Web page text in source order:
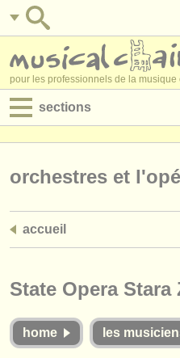
pour les professionnels de la musique
sections
jobs - administration
concours/prix
orchestres et
accueil
State Opera Stara
home les